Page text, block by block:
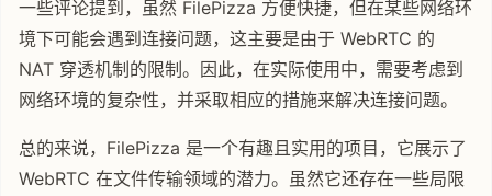
一些评论提到，虽然 FilePizza 方便快捷，但在某些网络环
境下可能会遇到连接问题，这主要是由于 WebRTC 的
NAT 穿透机制的限制。因此，在实际使用中，需要考虑到
网络环境的复杂性，并采取相应的措施来解决连接问题。
总的来说，FilePizza 是一个有趣且实用的项目，它展示了
WebRTC 在文件传输领域的潜力。虽然它还存在一些局限